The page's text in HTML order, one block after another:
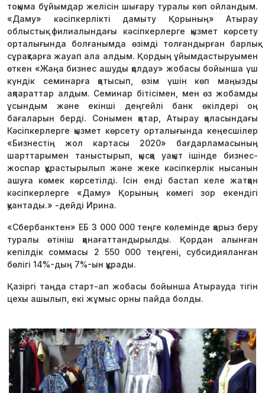
тоқыма бұйымдар желісін шығару туралы көп ойландым.
«Даму» кәсіпкерлікті дамыту Қорының» Атырау
облыстық филиалындағы кәсіпкерлерге қызмет көрсету
орталығында болғанымда өзімді толғандырған барлық
сұрақтарға жауап ала алдым. Қордың ұйымдастыруымен
өткен «Жаңа бизнес ашуды қолдау» жобасы бойынша үш
күндік семинарға қатысып, өзім үшін көп маңызды
ақпараттар алдым. Семинар бітісімен, мен өз жобамды
ұсындым және екінші деңгейлі банк өкілдері оң
бағаларын берді. Сонымен қатар, Атырау қаласындағы
Кәсіпкерлерге қызмет көрсету орталығында кеңесшілер
«Бизнестің жол картасы 2020» бағдарламасының
шарттарымен таныстырып, қысқа уақыт ішінде бизнес-
жоспар құрастырылып және жеке кәсіпкерлік нысанын
ашуға көмек көрсетілді. Ісін енді бастап келе жатқан
кәсіпкерлерге «Даму» Қорының көмегі зор екендігі
қуантады.» -дейді Ирина.
«Сбербанктен» ЕБ 3 000 000 теңге көлемінде қарыз беру
туралы өтініш қанағаттандырылды. Қордан алынған
кепілдік соммасы 2 550 000 теңгені, субсидияланған
бөлігі 14%-дың 7%-ын құрады.
Қазіргі таңда старт-ап жобасы бойынша Атырауда тігін
цехы ашылып, екі жұмыс орны пайда болды.